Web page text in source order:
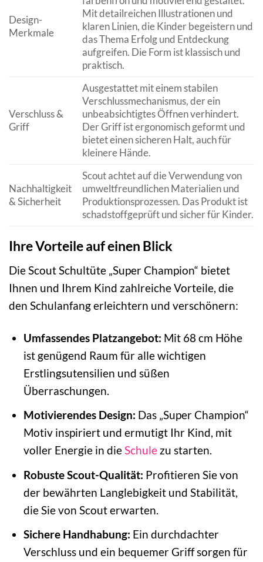
Design-
Merkmale
Mit detailreichen Illustrationen und
klaren Linien, die Kinder begeistern und
das Thema Erfolg und Entdeckung
aufgreifen. Die Form ist klassisch und
praktisch.
Verschluss &
Griff
Ausgestattet mit einem stabilen
Verschlussmechanismus, der ein
unbeabsichtigtes Öffnen verhindert.
Der Griff ist ergonomisch geformt und
bietet einen sicheren Halt, auch für
kleinere Hände.
Nachhaltigkeit
& Sicherheit
Scout achtet auf die Verwendung von
umweltfreundlichen Materialien und
Produktionsprozessen. Das Produkt ist
schadstoffgeprüft und sicher für Kinder.
Ihre Vorteile auf einen Blick
Die Scout Schultüte „Super Champion“ bietet
Ihnen und Ihrem Kind zahlreiche Vorteile, die
den Schulanfang erleichtern und verschönern:
Umfassendes Platzangebot: Mit 68 cm Höhe
ist genügend Raum für alle wichtigen
Erstlingsutensilien und süßen
Überraschungen.
Motivierendes Design: Das „Super Champion“
Motiv inspiriert und ermutigt Ihr Kind, mit
voller Energie in dieSchulezu starten.
Robuste Scout-Qualität: Profitieren Sie von
der bewährten Langlebigkeit und Stabilität,
die Sie von Scout erwarten.
Sichere Handhabung: Ein durchdachter
Verschluss und ein bequemer Griff sorgen für